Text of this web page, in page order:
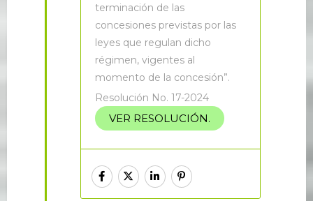
terminación de las
concesiones previstas por las
leyes que regulan dicho
régimen, vigentes al
momento de la concesión”.
Resolución No. 17-2024
VER RESOLUCIÓN.